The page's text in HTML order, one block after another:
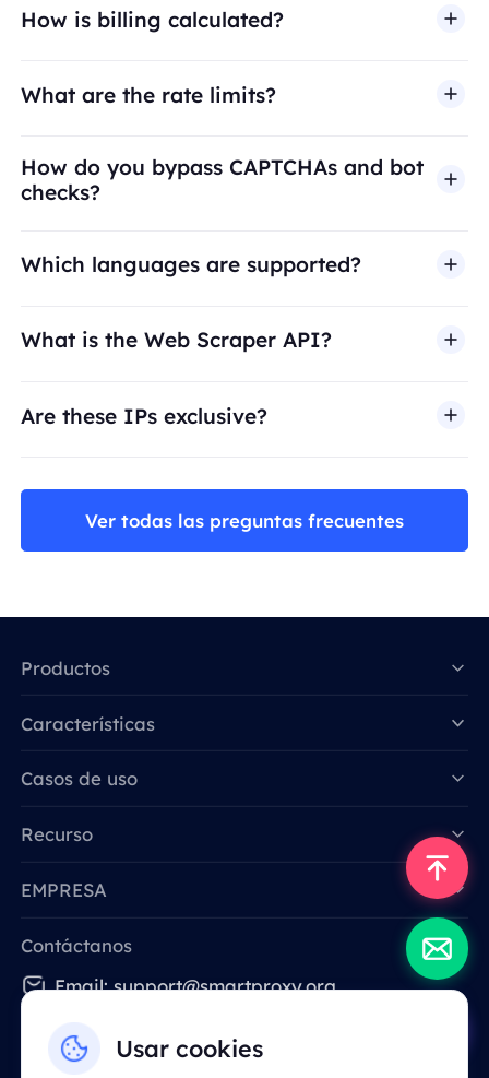
How is billing calculated?
What are the rate limits?
How do you bypass CAPTCHAs and bot
checks?
Which languages are supported?
What is the Web Scraper API?
Are these IPs exclusive?
Ver todas las preguntas frecuentes
Usar cookies
Productos
Características
Casos de uso
Recurso
EMPRESA
Contáctanos
Email: support@smartproxy.org